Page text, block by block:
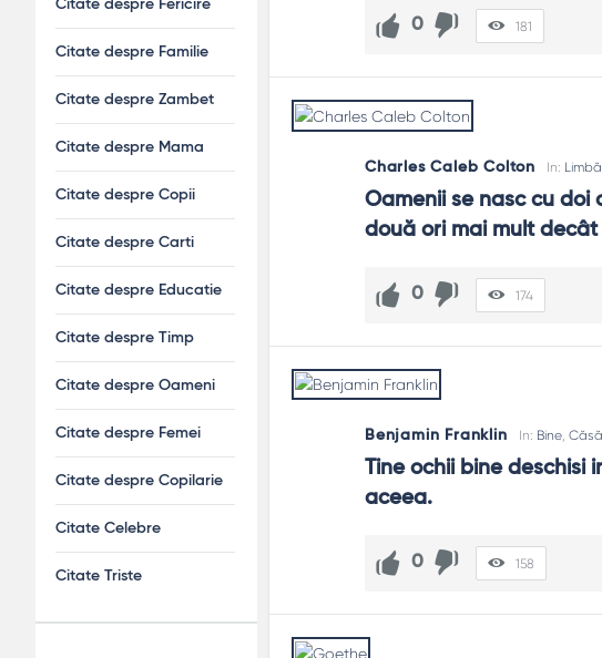
Da. Muzeele, fotografia, desenul te învață răbdarea vizuală și
Cum folosesc citatele în prezentări?
Ca semne de ritm: un slide cu un gând scurt, o imagine relevantă, apoi
0 181
Charles Caleb Colton In: Limbă
Oamenii se nasc cu
două ori mai mult decât
0 174
Benjamin Franklin In: Bine,
Tine ochii bine deschisi
aceea.
0 158
Citate despre Fericire
Citate despre Familie
Citate despre Zambet
Citate despre Mama
Citate despre Copii
Citate despre Carti
Citate despre Educatie
Citate despre Timp
Citate despre Oameni
Citate despre Femei
Citate despre Copilarie
Citate Celebre
Citate Triste